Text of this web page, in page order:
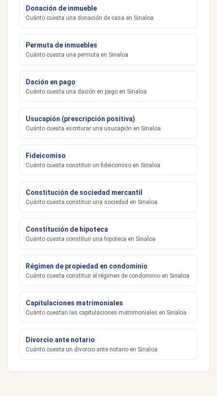
Donación de inmueble
Cuánto cuesta una donación de casa en Sinaloa
Permuta de inmuebles
Cuánto cuesta una permuta en Sinaloa
Dación en pago
Cuánto cuesta una dación en pago en Sinaloa
Usucapión (prescripción positiva)
Cuánto cuesta escriturar una usucapión en Sinaloa
Fideicomiso
Cuánto cuesta constituir un fideicomiso en Sinaloa
Constitución de sociedad mercantil
Cuánto cuesta constituir una sociedad en Sinaloa
Constitución de hipoteca
Cuánto cuesta constituir una hipoteca en Sinaloa
Régimen de propiedad en condominio
Cuánto cuesta constituir el régimen de condominio en Sinaloa
Capitulaciones matrimoniales
Cuánto cuestan las capitulaciones matrimoniales en Sinaloa
Divorcio ante notario
Cuánto cuesta un divorcio ante notario en Sinaloa